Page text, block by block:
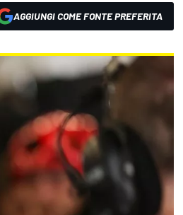
AGGIUNGI COME FONTE PREFERITA